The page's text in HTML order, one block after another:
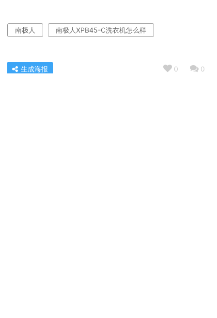
南极人 南极人XPB45-C洗衣机怎么样
0 0
生成海报